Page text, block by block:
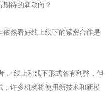
期待的新动向？
然看好线上线下的紧密合作是
“线上和线下形式各有利弊，但
许多机构将使用新技术和新模